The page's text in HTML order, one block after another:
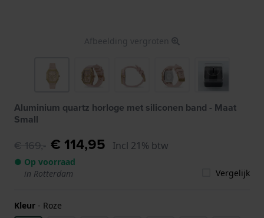
Afbeelding vergroten
Aluminium quartz horloge met siliconen band - Maat
Small
€ 169,- € 114,95 Incl 21% btw
● Op voorraad
in Rotterdam
Vergelijk
Kleur - Roze